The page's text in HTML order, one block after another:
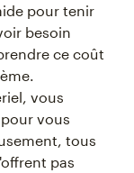
pour tenir
besoin
ce coût
vous
vous
tous
pas